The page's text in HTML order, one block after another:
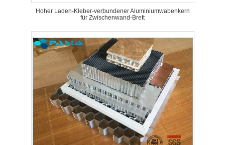
Hoher Laden-Kleber-verbundener Aluminiumwabenkern
für Zwischenwand-Brett